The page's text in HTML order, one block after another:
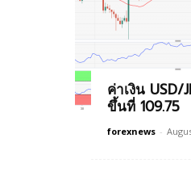
ค่าเงิน USD/
ขึ้นที่ 109.75
forexnews -